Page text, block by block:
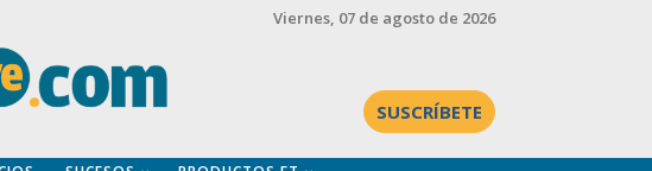
Viernes, 07 de agosto de 2026
SUSCRÍBETE